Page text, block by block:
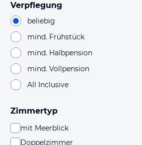
Verpflegung
beliebig
mind. Frühstück
mind. Halbpension
mind. Vollpension
All Inclusive
Zimmertyp
mit Meerblick
Doppelzimmer